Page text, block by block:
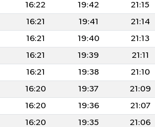
16:22 19:42
21:15
16:21 19:41
21:14
16:21 19:40
21:13
16:21 19:39
21:11
16:21 19:38
21:10
16:20 19:37
21:09
16:20 19:36
21:07
16:20 19:35
21:06